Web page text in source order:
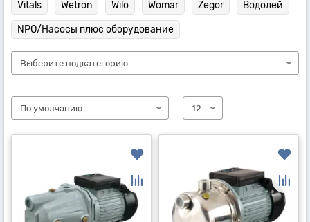
Vitals Wetron Wilo Womar Zegor Водолей
NPO/Насосы плюс оборудование